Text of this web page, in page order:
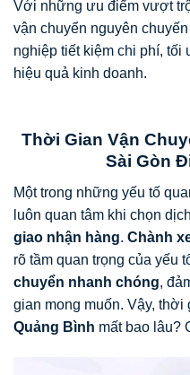
Với những ưu điểm vượt
vận chuyển nguyên
nghiệp tiết kiệm chi phí,
hiệu quả kinh doanh.
Thời Gian Vận
Sài Gòn
Một trong những yếu tố
luôn quan tâm khi chọn
giao nhận hàng. Chành
rõ tầm quan trọng của yếu
chuyển nhanh chóng,
gian mong muốn. Vậy, thời
Quảng Bình mất bao lâu?